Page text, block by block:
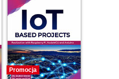
Promocja